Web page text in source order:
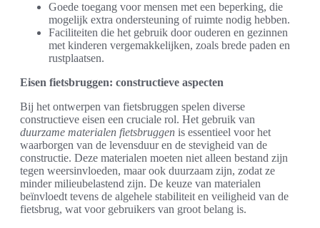
Goede toegang voor mensen met een beperking, die
mogelijk extra ondersteuning of ruimte nodig hebben.
Faciliteiten die het gebruik door ouderen en gezinnen
met kinderen vergemakkelijken, zoals brede paden en
rustplaatsen.
Eisen fietsbruggen: constructieve aspecten
Bij het ontwerpen van fietsbruggen spelen diverse
constructieve eisen een cruciale rol. Het gebruik van
duurzame materialen fietsbruggen is essentieel voor het
waarborgen van de levensduur en de stevigheid van de
constructie. Deze materialen moeten niet alleen bestand zijn
tegen weersinvloeden, maar ook duurzaam zijn, zodat ze
minder milieubelastend zijn. De keuze van materialen
beïnvloedt tevens de algehele stabiliteit en veiligheid van de
fietsbrug, wat voor gebruikers van groot belang is.